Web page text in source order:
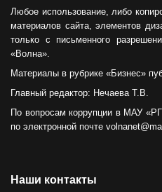
Любое использование, либо
материалов сайта, элементов
только с письменного
«Волна».
Материалы в рубрике «Бизнес»
Главный редактор: Нечаева Т.В.
По вопросам коррупции в МАУ
по электронной почте
Наши контакты